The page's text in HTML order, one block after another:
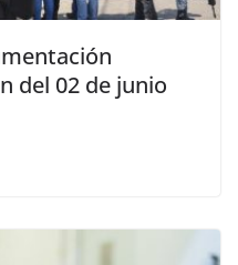
del 02 de junio